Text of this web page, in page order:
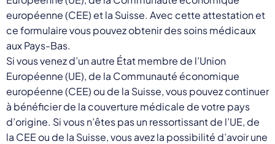
européenne (CEE) et la Suisse. Avec cette attestation et
ce formulaire vous pouvez obtenir des soins médicaux
aux Pays-Bas.
Si vous venez d’un autre État membre de l’Union
Européenne (UE), de la Communauté économique
européenne (CEE) ou de la Suisse, vous pouvez continuer
à bénéficier de la couverture médicale de votre pays
d’origine. Si vous n’êtes pas un ressortissant de l’UE, de
la CEE ou de la Suisse, vous avez la possibilité d’avoir une